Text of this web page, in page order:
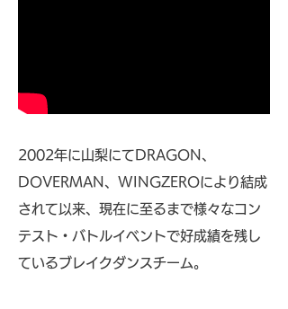
2002年に山梨にてDRAGON、
DOVERMAN、WINGZEROにより結成
されて以来、現在に至るまで様々なコン
テスト・バトルイベントで好成績を残し
ているブレイクダンスチーム。